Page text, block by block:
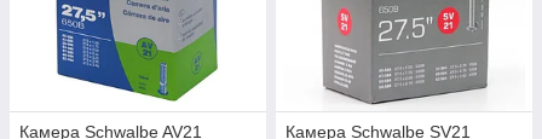
Камера Schwalbe AV21
Камера Schwalbe SV21